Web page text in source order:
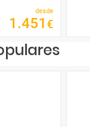
desde
1 .451 €